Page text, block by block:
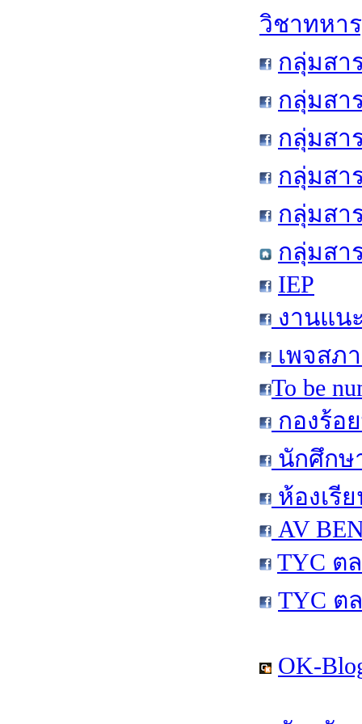
วิชาทหา
กลุ่มสา
กลุ่มสา
กลุ่มสา
กลุ่มสา
กลุ่มสา
กลุ่มสา
IEP
งานแน
เพจสภ
To be
กองร้อ
นักศึกษ
ห้องเรี
AV
TYC ต
TYC ต
OK-